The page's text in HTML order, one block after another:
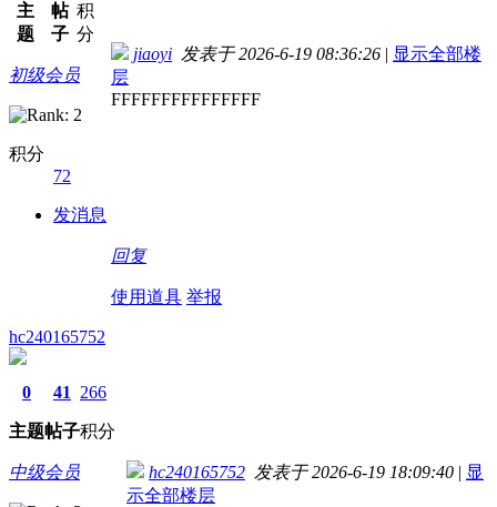
主
题
帖
子
积
分
初级会员
积分
72
发消息
jiaoyi 发表于 2026-6-19 08:36:26 | 显示全部楼
层
FFFFFFFFFFFFFFF
回复
使用道具 举报
hc240165752
0
主题
41
帖子
266
积分
中级会员 hc240165752 发表于 2026-6-19 18:09:40 | 显
示全部楼层